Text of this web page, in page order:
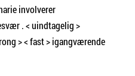
involverer
. < uindtagelig >
> < fast > igangværende